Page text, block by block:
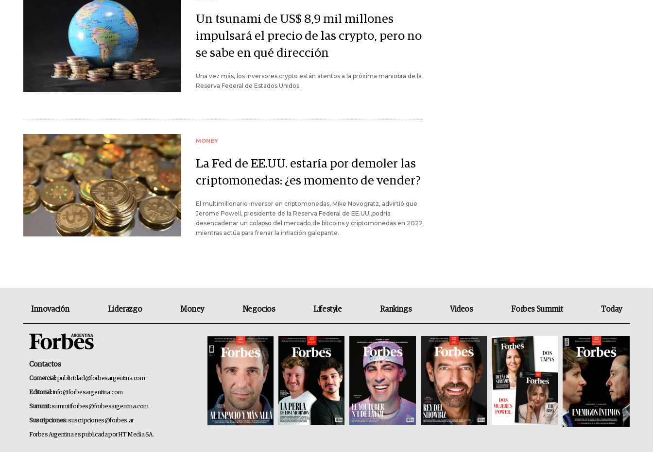
Un tsunami de US$ 8,9 mil millones
impulsará el precio de las crypto, pero no
se sabe en qué dirección
Una vez más, los inversores crypto están atentos a la próxima maniobra de la
Reserva Federal de Estados Unidos.
MONEY
La Fed de EE.UU. estaría por demoler las
criptomonedas: ¿es momento de vender?
El multimillonario inversor en criptomonedas, Mike Novogratz, advirtió que
Jerome Powell, presidente de la Reserva Federal de EE.UU.,podría
desencadenar un colapso del mercado de bitcoins y criptomonedas en 2022
mientras actúa para frenar la inflación galopante.
Innovación Liderazgo Money Negocios Lifestyle Rankings Videos Forbes Summit Today
Contactos
Comercial:publicidad@forbesargentina.com
Editorial:info@forbesargentina.com
Summit:summitforbes@forbesargentina.com
Suscripciones:suscripciones@forbes.ar
Forbes Argentina es publicada por HT Media SA.